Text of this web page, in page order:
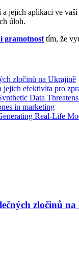
jejich aplikaci ve
úloh.
gramotnost tím, že
zločinů na Ukrajině
jejich efektivita pro
Data
in marketing
Real-Life
zločinů